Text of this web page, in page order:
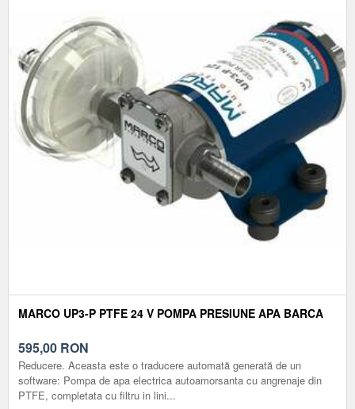
MARCO UP3-P PTFE 24 V POMPA PRESIUNE APA BARCA
595,00 RON
Reducere. Aceasta este o traducere automată generată de un
software: Pompa de apa electrica autoamorsanta cu angrenaje din
PTFE, completata cu filtru in lini...